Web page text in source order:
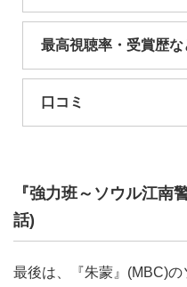
最高視聴率・受賞歴な
口コミ
『強力班～ソウル江南
話)
最後は、『朱蒙』(MBC)